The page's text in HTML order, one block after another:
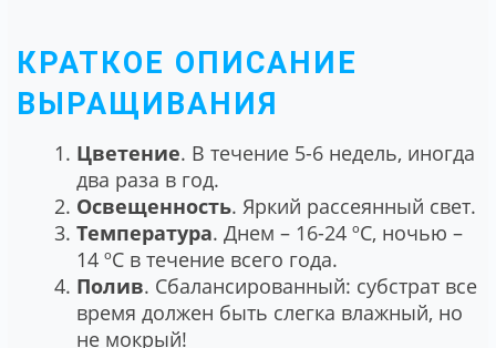
КРАТКОЕ ОПИСАНИЕ
ВЫРАЩИВАНИЯ
Цветение. В течение 5-6 недель, иногда
два раза в год.
Освещенность. Яркий рассеянный свет.
Температура. Днем – 16-24 ºC, ночью –
14 ºC в течение всего года.
Полив. Сбалансированный: субстрат все
время должен быть слегка влажный, но
не мокрый!